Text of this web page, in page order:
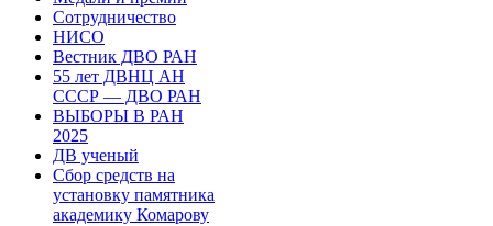
Сотрудничество
НИСО
Вестник ДВО РАН
55 лет ДВНЦ АН
СССР — ДВО РАН
ВЫБОРЫ В РАН
2025
ДВ ученый
Сбор средств на
установку памятника
академику Комарову